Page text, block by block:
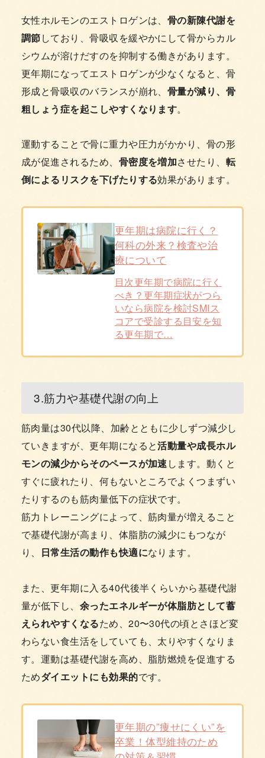
女性ホルモンのエストロゲンは、 骨の新陳代謝を
調節しており、骨吸収を緩やかにして骨からカル
シウムが溶けだすのを抑制する働きがあります。
更年期になってエストロゲンが少なくなると、骨
形成と骨吸収のバランスが崩れ、 骨量が減り、骨
粗しょう症を起こしやすくなります。
運動することで骨に重力や圧力がかかり、骨の形
成が促進されるため、 骨密度を増加させたり、 転
倒によるリスクを下げたりする効果があります。
更年期は病院に行く？
何科の外来？検査や治
療について
目次更年期で病院に行く
べき？更年期症状がつら
いなら病院を検討SMIス
コアで受診する目安を知
る更年期で…
3.筋力や基礎代謝の向上
筋肉量は30代以降、加齢とともに少しずつ減少し
ていきますが、更年期になると活動量や成長ホル
モンの減少からそのペースが加速します。動くと
すぐに疲れたり、何もないところでよくつまずい
たりするのも筋肉量低下の症状です。
筋力トレーニングによって、筋肉量が増えること
で基礎代謝が高まり、体脂肪の減少にもつなが
り、 日常生活の動作も快適になります。
また、更年期に入る40代後半くらいから基礎代謝
量が低下し、 余ったエネルギーが体脂肪として蓄
えられやすくなるため、20〜30代の頃とさほど変
わらない食生活をしていても、太りやすくなりま
す。運動は基礎代謝を高め、脂肪燃焼を促進する
ためダイエットにも効果的です。
更年期の”痩せにくい”を
卒業！体型維持のため